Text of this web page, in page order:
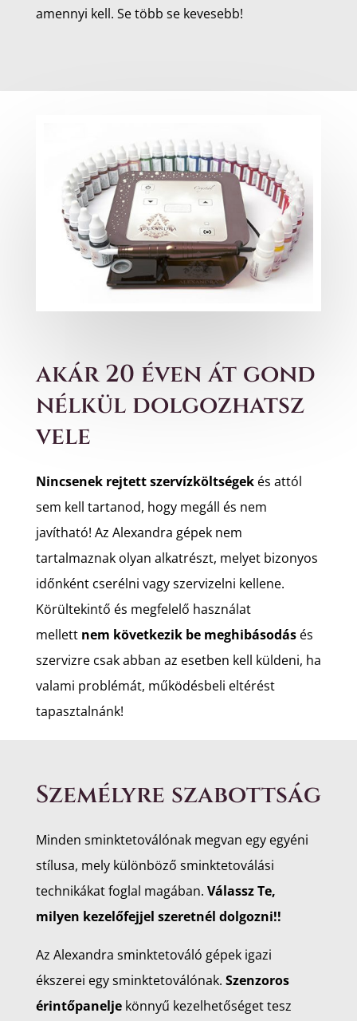
amennyi kell. Se több se kevesebb!
akár 20 éven át gond
nélkül dolgozhatsz
vele
Nincsenek rejtett szervízköltségekés attól
sem kell tartanod, hogy megáll és nem
javítható! Az Alexandra gépek nem
tartalmaznak olyan alkatrészt, melyet bizonyos
időnként cserélni vagy szervizelni kellene.
Körültekintő és megfelelő használat
mellett nem következik be meghibásodás és
szervizre csak abban az esetben kell küldeni, ha
valami problémát, működésbeli eltérést
tapasztalnánk!
Személyre szabottság
Minden sminktetoválónak megvan egy egyéni
stílusa, mely különböző sminktetoválási
technikákat foglal magában. Válassz Te,
milyen kezelőfejjel szeretnél dolgozni!!
Az Alexandra sminktetováló gépek igazi
ékszerei egy sminktetoválónak. Szenzoros
érintőpanelje könnyű kezelhetőséget tesz